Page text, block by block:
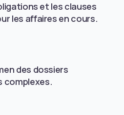
et les clauses
les affaires en cours.
des dossiers
complexes.